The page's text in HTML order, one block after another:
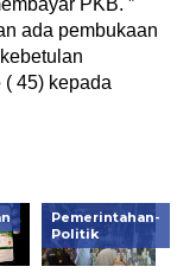
PKB. ”
ada pembukaan
45) kepada
Pemerintahan-
Politik